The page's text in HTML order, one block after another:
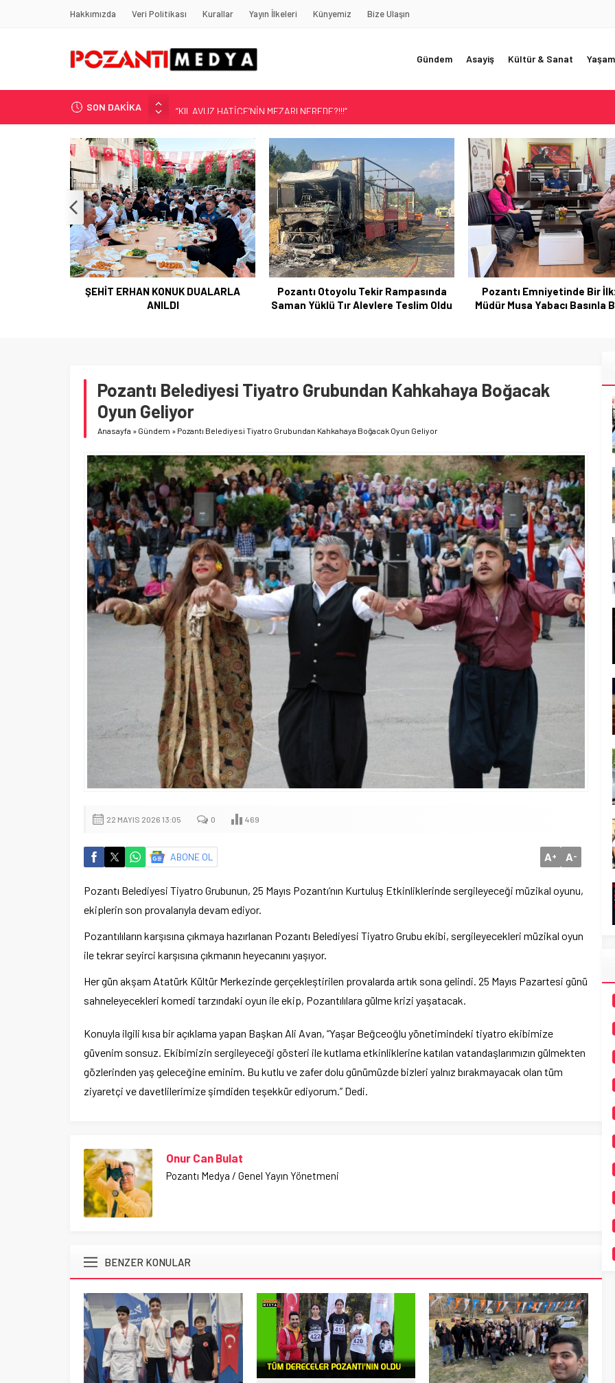
Hakkımızda Veri Politikası Kurallar Yayın İlkeleri Künyemiz Bize Ulaşın
Gündem Asayiş Kültür & Sanat Yaşam
SON DAKİKA
“KILAVUZ HATİCE’NİN MEZARI NEREDE?!!!”
Adana’nın Gizli Cenneti Pozantı Akçatekir Yaylası
Yılmaz Soğutma’dan Buzdolabı Uyarısı
Gaziantep, Mersin ve Adana’da Web Tasarımın Öncüsü GZR Ajans
Harun YÜCEL Yazdı: İLBER ORTAYLI
Pozantı Otoyolu Tekir Rampasında
Saman Yüklü Tır Alevlere Teslim Oldu
Pozantı Emniyetinde Bir İlk: Yeni
Müdür Musa Yabacı Basınla Buluştu
“Çorbacı Deresi” Parkı
Sunuldu
Pozantı Belediyesi Tiyatro Grubundan Kahkahaya Boğacak
Oyun Geliyor
Anasayfa » Gündem » Pozantı Belediyesi Tiyatro Grubundan Kahkahaya Boğacak Oyun Geliyor
22 MAYIS 2026 13:05 0 469
ABONE OL A+ A-
Pozantı Belediyesi Tiyatro Grubunun, 25 Mayıs Pozantı’nın Kurtuluş Etkinliklerinde sergileyeceği müzikal oyunu,
ekiplerin son provalarıyla devam ediyor.
Pozantılıların karşısına çıkmaya hazırlanan Pozantı Belediyesi Tiyatro Grubu ekibi, sergileyecekleri müzikal oyun
ile tekrar seyirci karşısına çıkmanın heyecanını yaşıyor.
Her gün akşam Atatürk Kültür Merkezinde gerçekleştirilen provalarda artık sona gelindi. 25 Mayıs Pazartesi günü
sahneleyecekleri komedi tarzındaki oyun ile ekip, Pozantılılara gülme krizi yaşatacak.
Konuyla ilgili kısa bir açıklama yapan Başkan Ali Avan, “Yaşar Beğceoğlu yönetimindeki tiyatro ekibimize
güvenim sonsuz. Ekibimizin sergileyeceği gösteri ile kutlama etkinliklerine katılan vatandaşlarımızın gülmekten
gözlerinden yaş geleceğine eminim. Bu kutlu ve zafer dolu günümüzde bizleri yalnız bırakmayacak olan tüm
ziyaretçi ve davetlilerimize şimdiden teşekkür ediyorum.” Dedi.
Onur Can Bulat
Pozantı Medya / Genel Yayın Yönetmeni
BENZER KONULAR